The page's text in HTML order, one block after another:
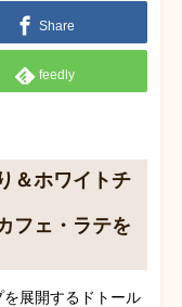
Share
feedly
＆ホワイトチ
フェ・ラテを
展開するドトール